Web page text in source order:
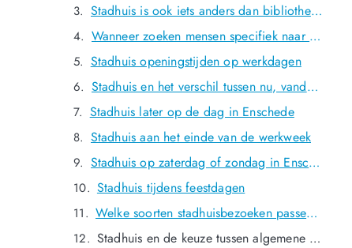
Stadhuis is ook iets anders dan bibliotheek
Wanneer zoeken mensen specifiek naar Stadhuis openingstijden?
Stadhuis openingstijden op werkdagen
Stadhuis en het verschil tussen nu, vandaag en morgen
Stadhuis later op de dag in Enschede
Stadhuis aan het einde van de werkweek
Stadhuis op zaterdag of zondag in Enschede
Stadhuis tijdens feestdagen
Welke soorten stadhuisbezoeken passen typisch bij deze pagina?
Stadhuis en de keuze tussen algemene service of concrete locatie